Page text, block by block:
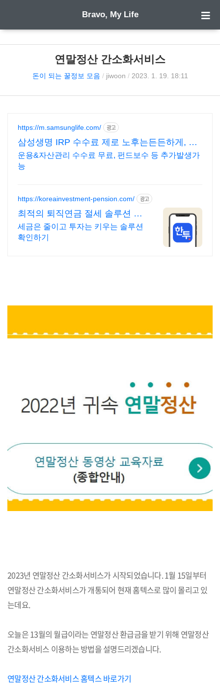
Bravo, My Life
연말정산 간소화서비스
돈이 되는 꿀정보 모음 / jiwoon / 2023. 1. 19. 18:11
https://m.samsunglife.com/ 광고
삼성생명 IRP 수수료 제로 노후는든든하게, 실
속은제대로
운용&자산관리 수수료 무료, 펀드보수 등 추가발생가
능
https://koreainvestment-pension.com/ 광고
최적의 퇴직연금 절세 솔루션 쉽
고 빠른 계좌 개설
세금은 줄이고 투자는 키우는 솔루션
확인하기
2023년 연말정산 간소화서비스가 시작되었습니다. 1월 15일부터
연말정산 간소화서비스가 개통되어 현재 홈텍스로 많이 몰리고 있
는데요.
오늘은 13월의 월급이라는 연말정산 환급금을 받기 위해 연말정산
간소화서비스 이용하는 방법을 설명드리겠습니다.
연말정산 간소화서비스 홈텍스 바로가기